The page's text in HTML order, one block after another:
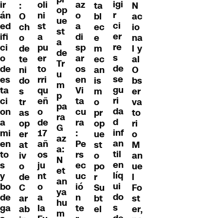
ir
án
ed
ifi
ci
o
de
es
ta
ci
on
a
mi
en
to
s
y
bo
de
ga
:
O
ch
o
de
te
ni
do
s
tr
as
op
er
at
iv
o
de
C
ar
ab
oli
ni
st
a
pu
er
to
rri
qu
eñ
o
de
17
añ
os
ju
nt
o
a
la
op
ue
st
a
de
Tr
u
m
p
pa
ra
G
az
a:
N
et
an
ya
hu
m
az
o
a
di
sp
ar
os
en
Vi
ta
cu
ra
:
Pe
rs
ec
uc
ió
n
te
ta
bl
ec
e
m
ec
an
is
m
o
pr
op
ue
st
o
po
r
Su
bt
el
igi
r
ci
er
re
s
de
se
gu
ri
da
d
inf
an
til
en
líq
ui
do
s
N
ac
io
na
l y
al
O
bs
er
va
to
ri
o
M
an
ue
l
Fo
st
er,